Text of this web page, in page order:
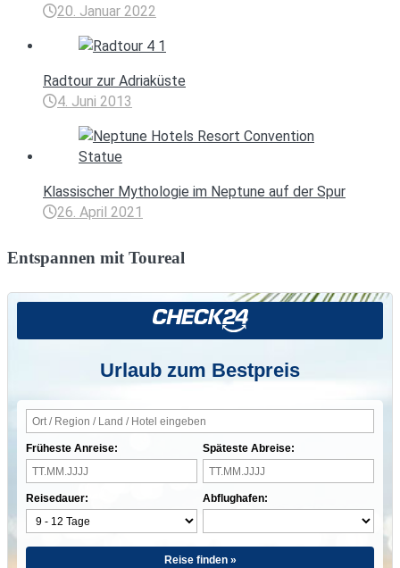
20. Januar 2022
Radtour zur Adriaküste
4. Juni 2013
Klassischer Mythologie im Neptune auf der Spur
26. April 2021
Entspannen mit Toureal
Urlaub zum Bestpreis
Früheste Anreise:
Reisedauer:
Späteste Abreise:
Abflughafen:
Reise finden »